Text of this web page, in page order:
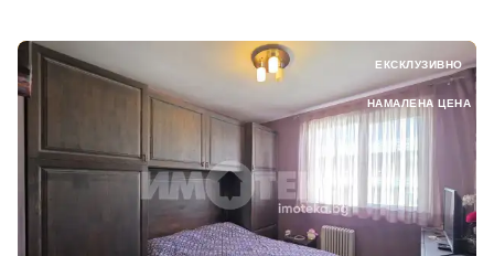
ЕКСКЛУЗИВНО
НАМАЛЕНА ЦЕНА